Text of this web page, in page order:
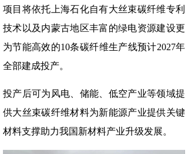
项目将依托上海石化自有大丝束碳纤维专利
技术以及内蒙古地区丰富的绿电资源建设更
为节能高效的10条碳纤维生产线预计2027年
全部建成投产。
投产后可为风电、储能、低空产业等领域提
供大丝束碳纤维材料为新能源产业提供关键
材料支撑助力我国新材料产业升级发展。